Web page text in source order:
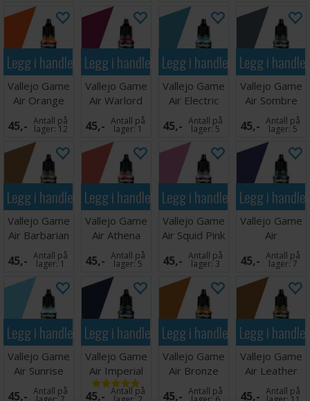
Legg i handlekurven
Vallejo Game
Air Orange
Fire
45,- Antall på
lager: 12
Legg i handlekurven
Vallejo Game
Air Warlord
Purple
45,- Antall på
lager:1
Legg i handlekurven
Vallejo Game
Air Electric
Blue
45,- Antall på
lager:5
Legg i
Vallejo Game
Air Sombre
Grey
45,- Antall på
lager:5
Legg i handlekurven
Vallejo Game
Air Barbarian
Skin
45,- Antall på
lager:1
Legg i handlekurven
Vallejo Game
Air Athena
Skin
45,- Antall på
lager:5
Legg i handlekurven
Vallejo Game
Air Squid Pink
45,- Antall på
lager:3
Legg i
Vallejo Game
Air
Ultramarine
Blue
45,- Antall på
lager:7
Legg i handlekurven
Vallejo Game
Air Sunrise
Blue
45,- Antall på
Legg i handlekurven
Vallejo Game
Air Imperial
Blue
45,- Antall på
Legg i handlekurven
Vallejo Game
Air Bronze
Brown
45,- Antall på
Legg i
Vallejo Game
Air Leather
Brown
45,- Antall på